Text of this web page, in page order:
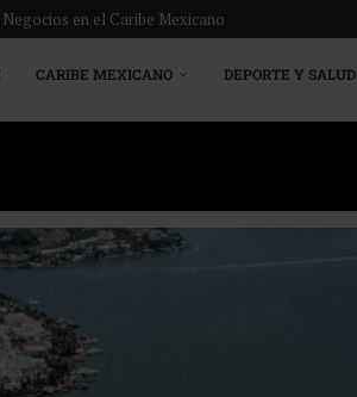
en el Caribe Mexicano
CARIBE MEXICANO DEPORTE Y SALUD